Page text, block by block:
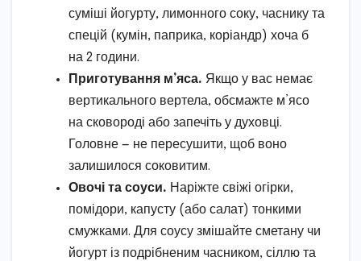
суміші йогурту, лимонного соку, часнику та
спецій (кумін, паприка, коріандр) хоча б
на 2 години.
Приготування м’яса. Якщо у вас немає
вертикального вертела, обсмажте м’ясо
на сковороді або запечіть у духовці.
Головне — не пересушити, щоб воно
залишилося соковитим.
Овочі та соуси. Наріжте свіжі огірки,
помідори, капусту (або салат) тонкими
смужками. Для соусу змішайте сметану чи
йогурт із подрібненим часником, сіллю та